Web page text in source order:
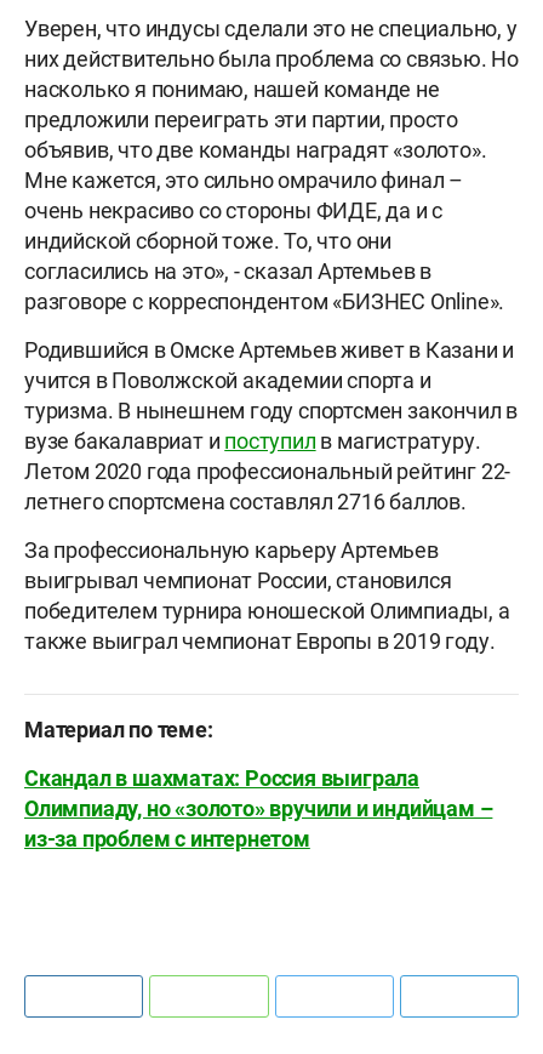
Уверен, что индусы сделали это не специально, у
них действительно была проблема со связью. Но
насколько я понимаю, нашей команде не
предложили переиграть эти партии, просто
объявив, что две команды наградят «золото».
Мне кажется, это сильно омрачило финал –
очень некрасиво со стороны ФИДЕ, да и с
индийской сборной тоже. То, что они
согласились на это», - сказал Артемьев в
разговоре с корреспондентом «БИЗНЕС Online».
Родившийся в Омске Артемьев живет в Казани и
учится в Поволжской академии спорта и
туризма. В нынешнем году спортсмен закончил в
вузе бакалавриат и поступил в магистратуру.
Летом 2020 года профессиональный рейтинг 22-
летнего спортсмена составлял 2716 баллов.
За профессиональную карьеру Артемьев
выигрывал чемпионат России, становился
победителем турнира юношеской Олимпиады, а
также выиграл чемпионат Европы в 2019 году.
Материал по теме:
Скандал в шахматах: Россия выиграла
Олимпиаду, но «золото» вручили и индийцам –
из-за проблем с интернетом